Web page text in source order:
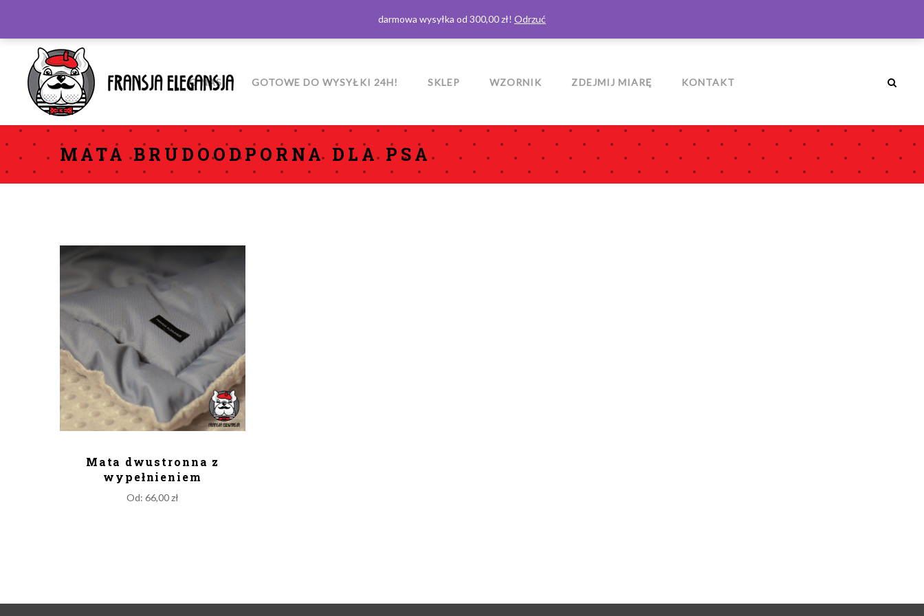
O NAS GOTOWE DO WYSYŁKI 24H! SKLEP WZORNIK ZDEJMIJ MIARĘ KONTAKT
MATA BRUDOODPORNA DLA PSA
Mata dwustronna z
wypełnieniem
Od: 66,00zł
darmowa wysyłka od 300,00 zł! Odrzuć